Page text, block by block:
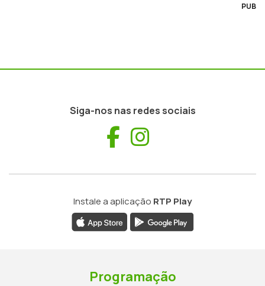
PUB
Siga-nos nas redes sociais
Facebook
Instale a aplicação RTP Play
Programação